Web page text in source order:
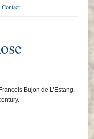
Contact
Bujon de L’Estang,